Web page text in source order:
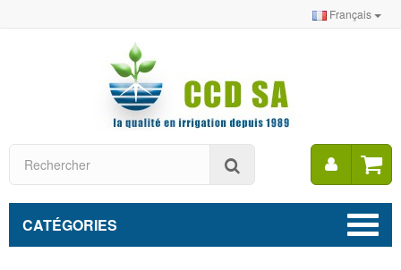
Français
Mon
CATÉGORIES